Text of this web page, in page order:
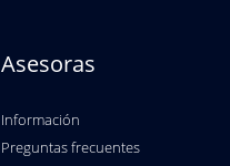
Asesoras
Información
Preguntas frecuentes